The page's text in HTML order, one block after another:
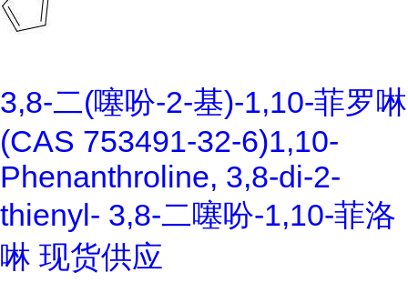
3,8-二(噻吩-2-基)-1,10-菲罗啉
(CAS 753491-32-6)1,10-
Phenanthroline, 3,8-di-2-
thienyl- 3,8-二噻吩-1,10-菲洛
啉 现货供应